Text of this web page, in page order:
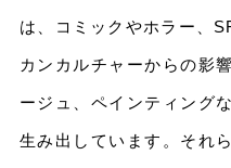
は、コミックやホラー、
カンカルチャーからの影
ージュ、ペインティング
⽣み出しています。それ